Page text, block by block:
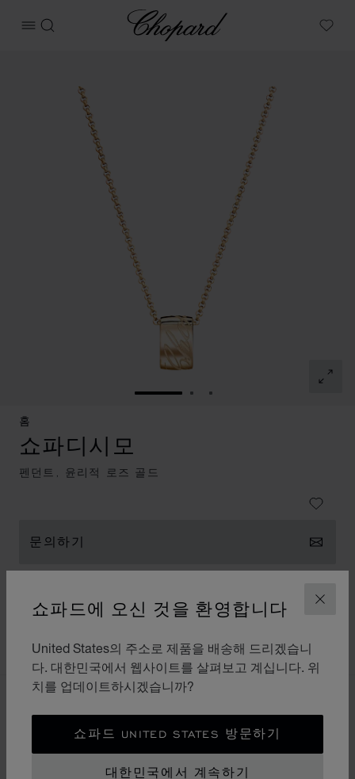
닫기
쇼파드에 오신 것을 환영합니다
United States의 주소로 제품을 배송해 드리겠습니
다. 대한민국에서 웹사이트를 살펴보고 계십니다. 위
치를 업데이트하시겠습니까?
쇼파드 UNITED STATES 방문하기
대한민국에서 계속하기
메뉴 열기
검색
Chopard
My
슬라이드로 이동 1
슬라이드로 이동 2
슬라이드로 이동 3
홈
쇼파디시모
펜던트, 윤리적 로즈 골드
문의하기
설명 및 사양
네크리스 & 펜던트